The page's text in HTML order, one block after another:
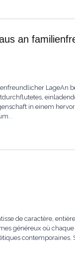
an
LageAn
in einem
...
de caractère,
généreux où